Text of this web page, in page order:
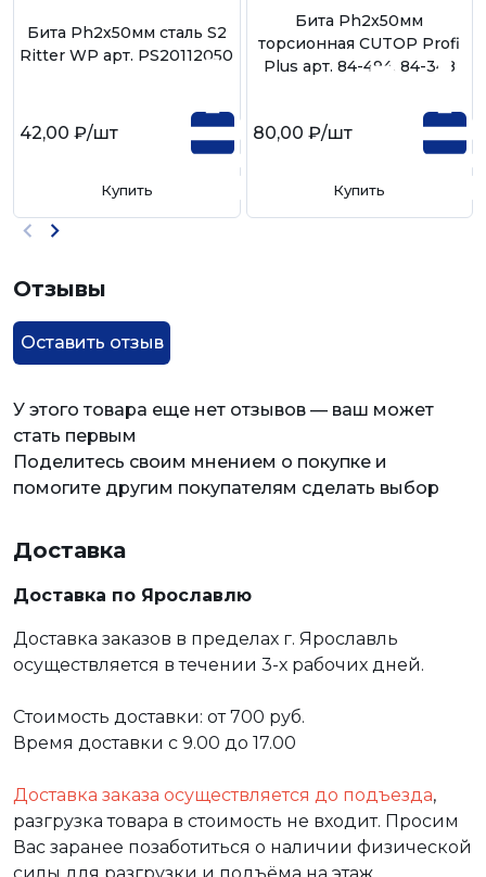
Бита Ph2х50мм сталь S2
Ritter WP арт. PS20112050
42,00 ₽/шт
Купить
Бита Ph2х50мм
торсионная CUTOP Profi
Plus арт. 84-494, 84-348
80,00 ₽/шт
Купить
Отзывы
Оставить отзыв
У этого товара еще нет отзывов — ваш может
стать первым
Поделитесь своим мнением о покупке и
помогите другим покупателям сделать выбор
Доставка
Доставка по Ярославлю
Доставка заказов в пределах г. Ярославль
осуществляется в течении 3-х рабочих дней.
Стоимость доставки: от 700 руб.
Время доставки с 9.00 до 17.00
Доставка заказа осуществляется до подъезда,
разгрузка товара в стоимость не входит. Просим
Вас заранее позаботиться о наличии физической
силы для разгрузки и подъёма на этаж